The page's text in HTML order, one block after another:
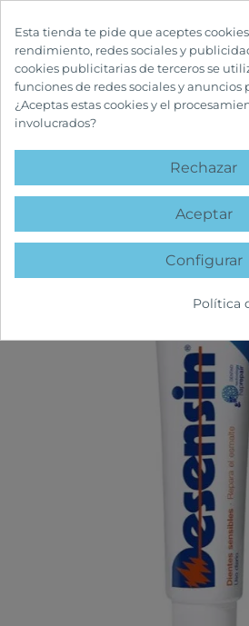
INICIO CUIDADOS BUCALES
Esta tienda te pide que aceptes
rendimiento, redes sociales y
cookies publicitarias de terceros se
funciones de redes sociales y anuncios
¿Aceptas estas cookies y el
involucrados?
Rechazar
Aceptar
Configurar
Política